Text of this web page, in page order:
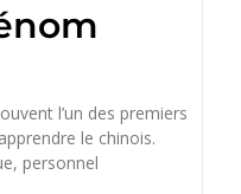
l’un des premiers
le chinois.
personnel